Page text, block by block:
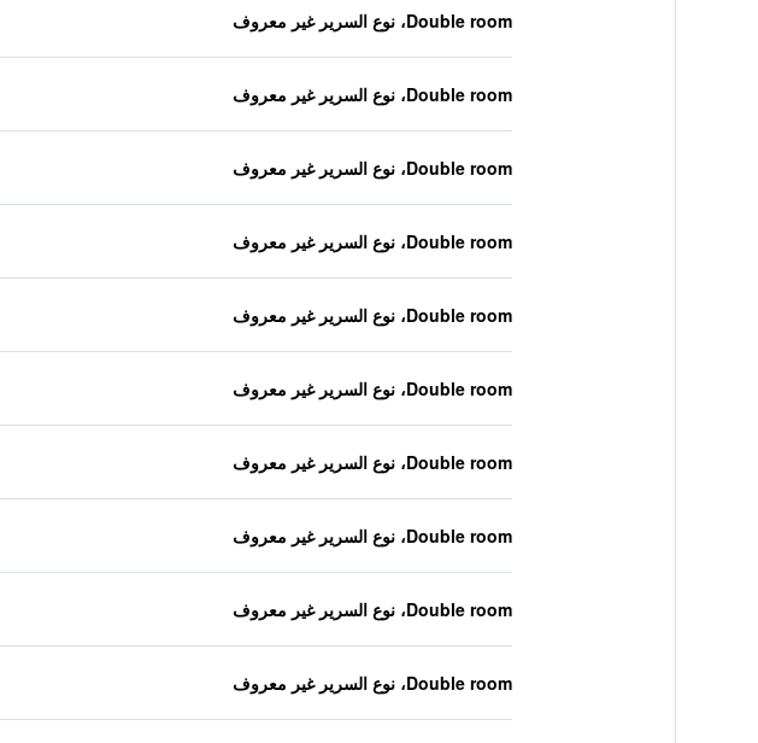
Double room، نوع السرير غير معروف
Double room، نوع السرير غير معروف
Double room، نوع السرير غير معروف
Double room، نوع السرير غير معروف
Double room، نوع السرير غير معروف
Double room، نوع السرير غير معروف
Double room، نوع السرير غير معروف
Double room، نوع السرير غير معروف
Double room، نوع السرير غير معروف
Double room، نوع السرير غير معروف